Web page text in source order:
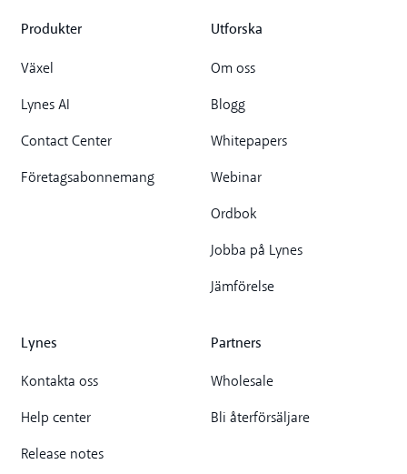
Produkter
Växel
Lynes AI
Contact Center
Företagsabonnemang
Utforska
Om oss
Blogg
Whitepapers
Webinar
Ordbok
Jobba på Lynes
Jämförelse
Lynes
Kontakta oss
Help center
Release notes
Partners
Wholesale
Bli återförsäljare